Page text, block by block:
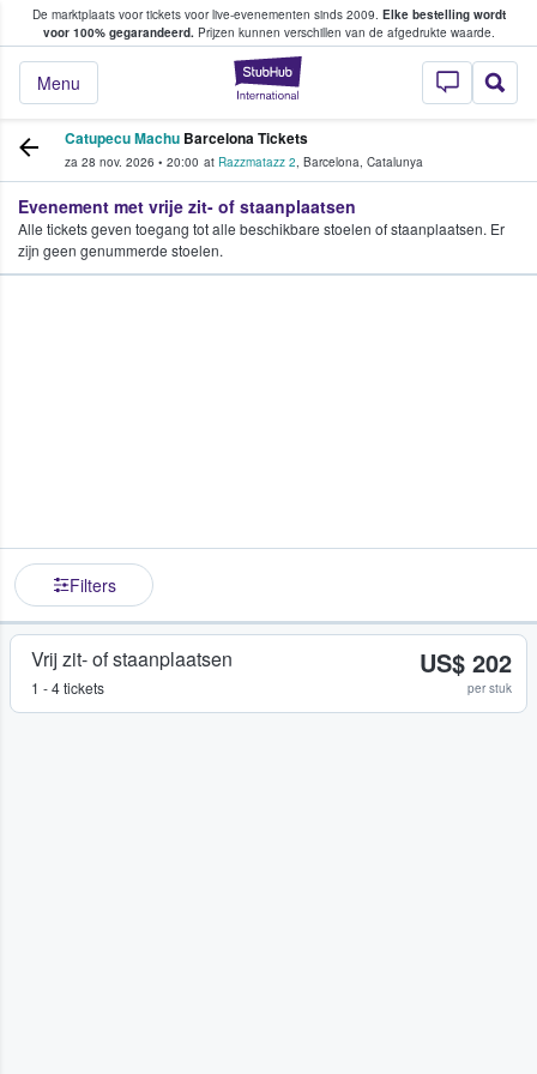
De marktplaats voor tickets voor live-evenementen sinds 2009. Elke bestelling wordt
voor 100% gegarandeerd.Prijzen kunnen verschillen van de afgedrukte waarde.
StubHub: waar
Menu
tickets kopen en verkopen
Catupecu Machu Barcelona Tickets
za 28 nov. 2026 • 20:00 at Razzmatazz 2, Barcelona, Catalunya
Evenement met vrije zit- of staanplaatsen
Alle tickets geven toegang tot alle beschikbare stoelen of staanplaatsen. Er
zijn geen genummerde stoelen.
Filters
Vrij zit- of staanplaatsen
1 - 4 tickets
US$ 202
per stuk